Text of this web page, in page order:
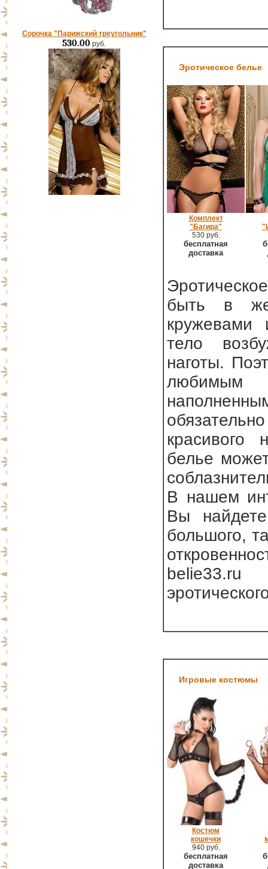
Сорочка "Парижский треугольник"
530.00 руб.
Эротическое белье
Комплект
"Багира"
530 руб.
бесплатная
доставка
быть в
кружевами
тело
наготы.
любимым
красивого
белье
В нашем
Вы
большого,
belie33.ru
Игровые костюмы
Костюм
кошечки
940 руб.
бесплатная
доставка